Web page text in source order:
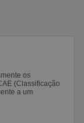
os
(Classificação
a um